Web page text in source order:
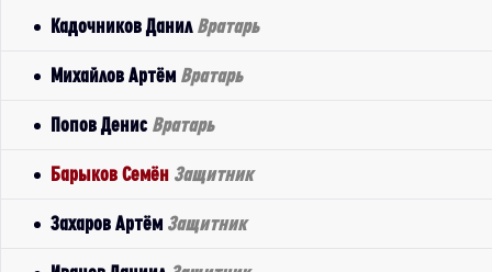
Кадочников Данил Вратарь
Михайлов Артём Вратарь
Попов Денис Вратарь
Барыков Семён Защитник
Захаров Артём Защитник